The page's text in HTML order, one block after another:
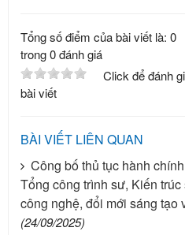
Tổng số điểm của bài viết là: 0
trong 0 đánh giá
Click để đánh
bài viết
BÀI VIẾT LIÊN QUAN
Công bố thủ tục hành
Tổng công trình sư, Kiến
công nghệ, đổi mới sáng tạo
(24/09/2025)